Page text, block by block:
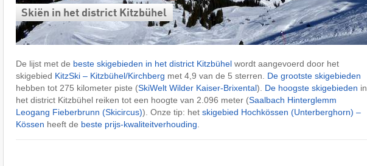
Skiën in het district Kitzbühel
De lijst met de beste skigebieden in het district Kitzbühel wordt aangevoerd door het
skigebied KitzSki – Kitzbühel/​Kirchberg met 4,9 van de 5 sterren. De grootste skigebieden
hebben tot 275 kilometer piste (SkiWelt Wilder Kaiser-Brixental). De hoogste skigebieden in
het district Kitzbühel reiken tot een hoogte van 2.096 meter (Saalbach Hinterglemm
Leogang Fieberbrunn (Skicircus)). Onze tip: het skigebied Hochkössen (Unterberghorn) –
Kössen heeft de beste prijs-kwaliteitverhouding